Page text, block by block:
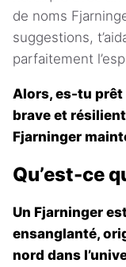
de noms
suggestions,
parfaitement
Alors, es-tu prêt
brave et
Fjarninger
Qu’est-ce
Un Fjarninger
ensanglanté,
nord dans